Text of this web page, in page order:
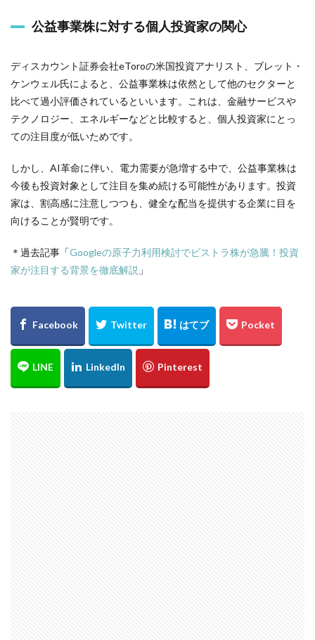
公益事業株に対する個人投資家の関心
ディスカウント証券会社eToroの米国投資アナリスト、ブレット・
ケンウェル氏によると、公益事業株は依然として他のセクターと
比べて過小評価されているといいます。これは、金融サービスや
テクノロジー、エネルギーなどと比較すると、個人投資家にとっ
ての注目度が低いためです。
しかし、AI革命に伴い、電力需要が急増する中で、公益事業株は
今後も投資対象として注目を集め続ける可能性があります。投資
家は、割高感に注意しつつも、健全な配当を提供する企業に目を
向けることが賢明です。
＊過去記事「Googleの原子力利用検討でビストラ株が急騰！投資
家が注目する背景を徹底解説 」